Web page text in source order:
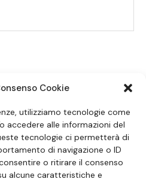
Cookie
utilizziamo tecnologie come
accedere alle informazioni del
tecnologie ci permetterà di
di navigazione o ID
o ritirare il consenso
alcune caratteristiche e
SUI SOCIAL